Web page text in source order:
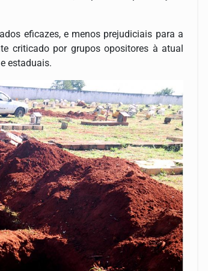
eficazes, e menos prejudiciais para a
criticado por grupos opositores à atual
estaduais.